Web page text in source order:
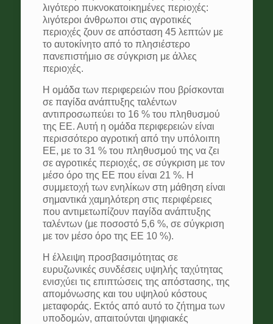
λιγότερο πυκνοκατοικημένες περιοχές:
λιγότεροι άνθρωποι στις αγροτικές
περιοχές ζουν σε απόσταση 45 λεπτών με
το αυτοκίνητο από το πλησιέστερο
πανεπιστήμιο σε σύγκριση με άλλες
περιοχές.
Η ομάδα των περιφερειών που βρίσκονται
σε παγίδα ανάπτυξης ταλέντων
αντιπροσωπεύει το 16 % του πληθυσμού
της ΕΕ. Αυτή η ομάδα περιφερειών είναι
περισσότερο αγροτική από την υπόλοιπη
ΕΕ, με το 31 % του πληθυσμού της να ζει
σε αγροτικές περιοχές, σε σύγκριση με τον
μέσο όρο της ΕΕ που είναι 21 %. Η
συμμετοχή των ενηλίκων στη μάθηση είναι
σημαντικά χαμηλότερη στις περιφέρειες
που αντιμετωπίζουν παγίδα ανάπτυξης
ταλέντων (με ποσοστό 5,6 %, σε σύγκριση
με τον μέσο όρο της ΕΕ 10 %).
Η έλλειψη προσβασιμότητας σε
ευρυζωνικές συνδέσεις υψηλής ταχύτητας
ενισχύει τις επιπτώσεις της απόστασης, της
απομόνωσης και του υψηλού κόστους
μεταφοράς. Εκτός από αυτό το ζήτημα των
υποδομών, απαιτούνται ψηφιακές